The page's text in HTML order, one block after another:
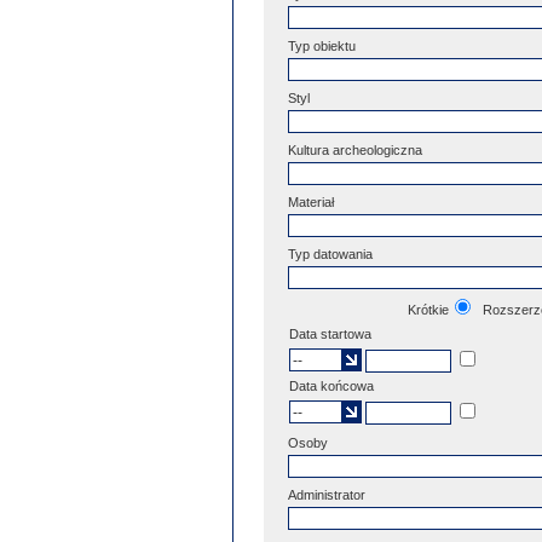
Typ obiektu
Styl
Kultura archeologiczna
Materiał
Typ datowania
Krótkie
Data startowa
Data końcowa
Osoby
Administrator